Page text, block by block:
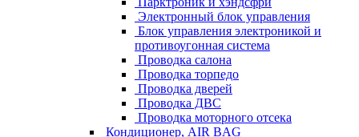
Электронный блок управления
Блок управления электроникой и
противоугонная система
Проводка салона
Проводка торпедо
Проводка дверей
Проводка ДВС
Проводка моторного отсека
Кондиционер, AIR BAG